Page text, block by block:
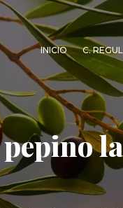
INICIO C.